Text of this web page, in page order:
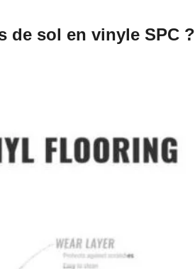
de sol en vinyle SPC ?